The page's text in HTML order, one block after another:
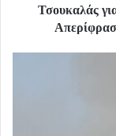
Τσουκαλάς